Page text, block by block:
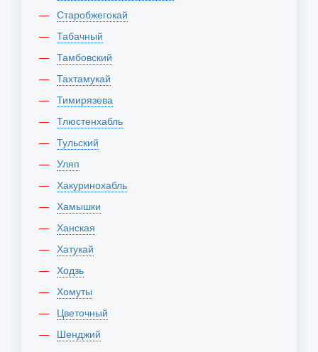
Старобжегокай
Табачный
Тамбовский
Тахтамукай
Тимирязева
Тлюстенхабль
Тульский
Уляп
Хакуринохабль
Хамышки
Ханская
Хатукай
Ходзь
Хомуты
Цветочный
Шенджий